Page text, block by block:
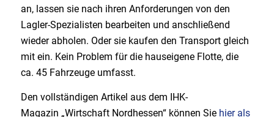
an, lassen sie nach ihren Anforderungen von den
Lagler-Spezialisten bearbeiten und anschließend
wieder abholen. Oder sie kaufen den Transport gleich
mit ein. Kein Problem für die hauseigene Flotte, die
ca. 45 Fahrzeuge umfasst.
Den vollständigen Artikel aus dem IHK-
Magazin „Wirtschaft Nordhessen“ können Sie hier als